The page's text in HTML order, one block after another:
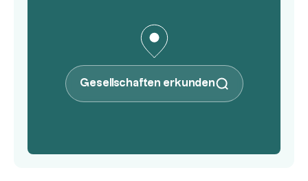
Gesellschaften erkunden